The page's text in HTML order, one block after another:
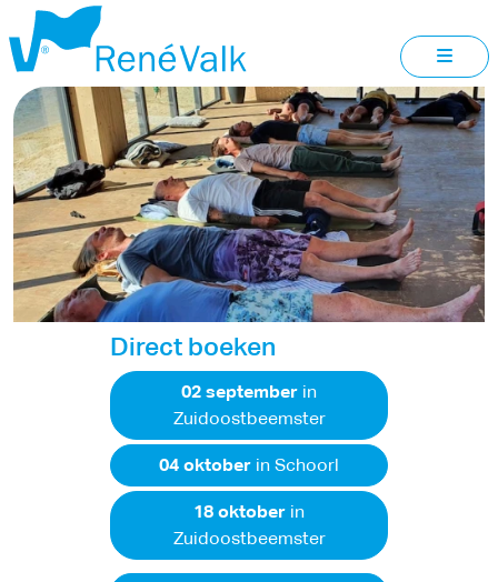
STRESSMANAGEMENT
Direct boeken
02 september in
Zuidoostbeemster
04 oktober in Schoorl
18 oktober in
Zuidoostbeemster